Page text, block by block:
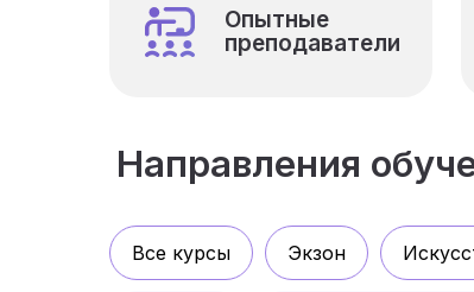
Опытные
преподаватели
Направления
Все курсы Экзон